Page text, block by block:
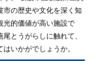
市の歴史や文化を深く知
光的価値が高い施設で
とうがらしに触れて、
いかがでしょうか。